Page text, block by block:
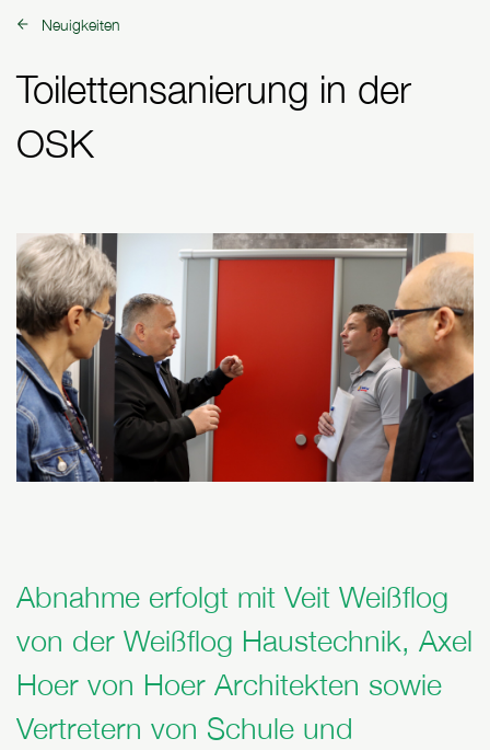
zurück zu:
Neuigkeiten
Toilettensanierung in der
OSK
Abnahme erfolgt mit Veit Weißflog
von der Weißflog Haustechnik, Axel
Hoer von Hoer Architekten sowie
Vertretern von Schule und